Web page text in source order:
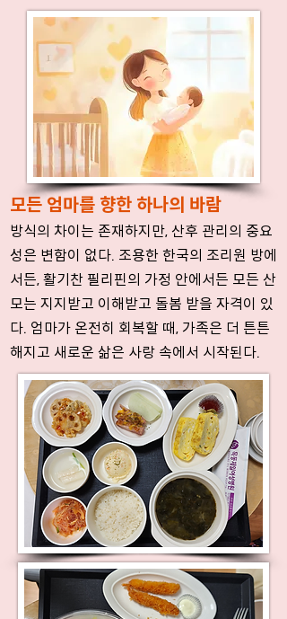
모든 엄마를 향한 하나의 바람
방식의 차이는 존재하지만, 산후 관리의 중요
성은 변함이 없다. 조용한 한국의 조리원 방에
서든, 활기찬 필리핀의 가정 안에서든 모든 산
모는 지지받고 이해받고 돌봄 받을 자격이 있
다. 엄마가 온전히 회복할 때, 가족은 더 튼튼
해지고 새로운 삶은 사랑 속에서 시작된다.